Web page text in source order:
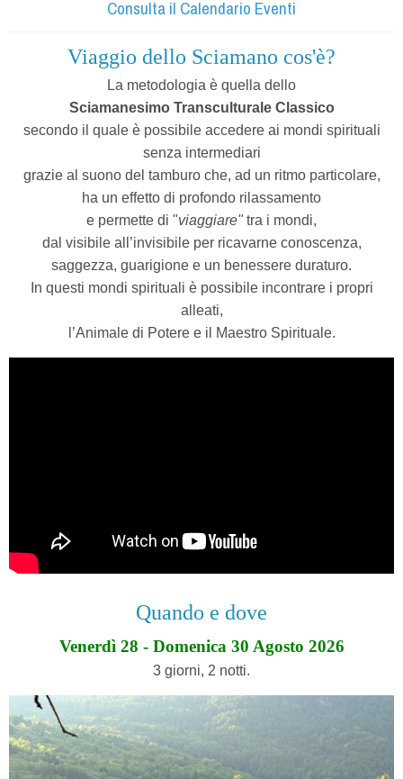
Consulta il Calendario Eventi
Viaggio dello Sciamano cos'è?
La metodologia è quella dello
Sciamanesimo Transculturale Classico
secondo il quale è possibile accedere ai mondi spirituali
senza intermediari
grazie al suono del tamburo che, ad un ritmo particolare,
ha un effetto di profondo rilassamento
e permette di "viaggiare"tra i mondi,
dal visibile all’invisibile per ricavarne conoscenza,
saggezza, guarigione e un benessere duraturo.
In questi mondi spirituali è possibile incontrare i propri
alleati,
l’Animale di Potere e il Maestro Spirituale.
Quando e dove
Venerdì 28 - Domenica 30 Agosto 2026
3 giorni, 2 notti.